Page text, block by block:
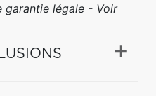
garantie légale - Voir